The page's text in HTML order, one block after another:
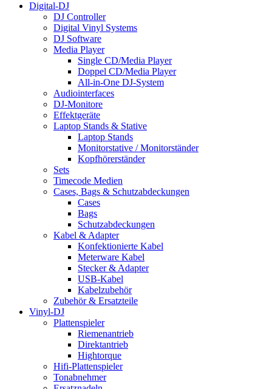
Digital-DJ
DJ Controller
Digital Vinyl Systems
DJ Software
Media Player
Single CD/Media Player
Doppel CD/Media Player
All-in-One DJ-System
Audiointerfaces
DJ-Monitore
Effektgeräte
Laptop Stands & Stative
Laptop Stands
Monitorstative / Monitorständer
Kopfhörerständer
Sets
Timecode Medien
Cases, Bags & Schutzabdeckungen
Cases
Bags
Schutzabdeckungen
Kabel & Adapter
Konfektionierte Kabel
Meterware Kabel
Stecker & Adapter
USB-Kabel
Kabelzubehör
Zubehör & Ersatzteile
Vinyl-DJ
Plattenspieler
Riemenantrieb
Direktantrieb
Hightorque
Hifi-Plattenspieler
Tonabnehmer